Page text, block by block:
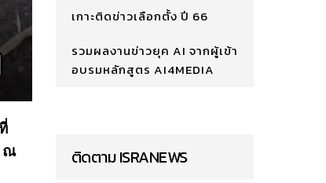
ณ
เกาะติดข่าวเลือกตั้ง ปี 66
รวมผลงานข่าวยุค AI จากผู้เข้า
อบรมหลักสูตร AI4MEDIA
ติดตาม ISRANEWS